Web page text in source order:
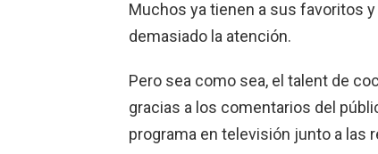
Muchos ya tienen a sus favoritos
demasiado la atención.
Pero sea como sea, el talent de
gracias a los comentarios del
programa en televisión junto a las